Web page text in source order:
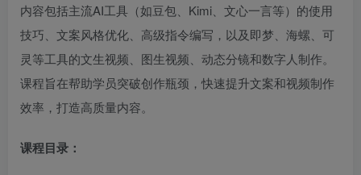
内容包括主流AI工具（如豆包、Kimi、文心一言等）的使用
技巧、文案风格优化、高级指令编写，以及即梦、海螺、可
灵等工具的文生视频、图生视频、动态分镜和数字人制作。
课程旨在帮助学员突破创作瓶颈，快速提升文案和视频制作
效率，打造高质量内容。
课程目录：